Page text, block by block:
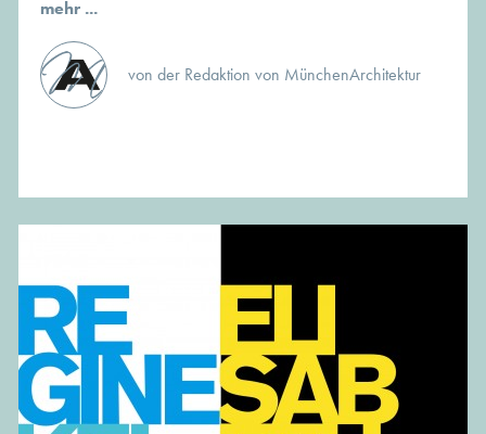
mehr ...
von der Redaktion von MünchenArchitektur